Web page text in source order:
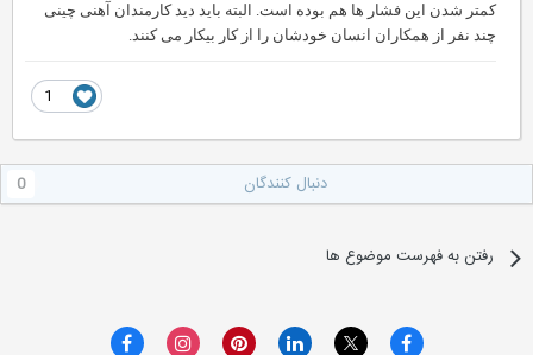
کمتر شدن این فشار ها هم بوده است. البته باید دید کارمندان آهنی چینی
چند نفر از همکاران انسان خودشان را از کار بیکار می کنند.
دنبال کنندگان
رفتن به فهرست موضوع ها